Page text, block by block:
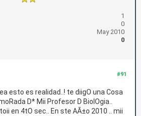
1
0
May 2010
0
#91
esto es realidad..! te diigO una Cosa
D* Mii Profesor D BiolOgia..
en 4tO sec.. En ste AÃ±o 2010 .. mii